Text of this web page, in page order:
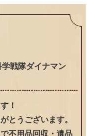
戦隊ダイナマン
！
とうございます。
不用品回収・遺品